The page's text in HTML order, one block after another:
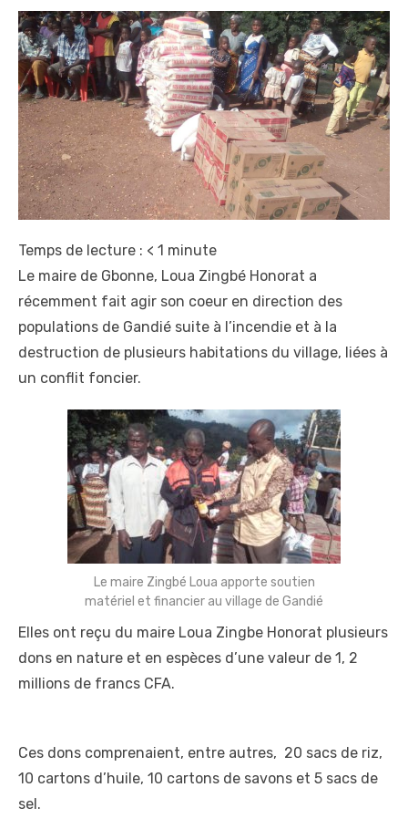
Temps de lecture : < 1 minute
Le maire de Gbonne, Loua Zingbé Honorat a
récemment fait agir son coeur en direction des
populations de Gandié suite à l’incendie et à la
destruction de plusieurs habitations du village, liées à
un conflit foncier.
Le maire Zingbé Loua apporte soutien
matériel et financier au village de Gandié
Elles ont reçu du maire Loua Zingbe Honorat plusieurs
dons en nature et en espèces d’une valeur de 1, 2
millions de francs CFA.
Ces dons comprenaient, entre autres, 20 sacs de riz,
10 cartons d’huile, 10 cartons de savons et 5 sacs de
sel.